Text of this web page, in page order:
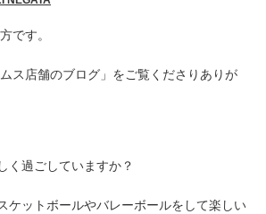
です。
ス店舗のブログ」をご覧くださりありが
く過ごしていますか？
ケットボールやバレーボールをして楽しい